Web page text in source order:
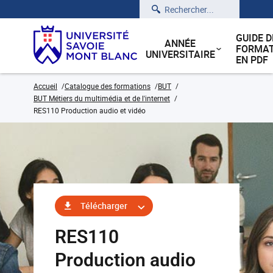
Rechercher
ANNÉE
UNIVERSITAIRE
GUIDE
EN PDF
Accueil Catalogue des formations
BUT
BUT Métiers du multimédia et de l'internet
RES110 Production audio et vidéo
Télécharger
RES110
Production audio